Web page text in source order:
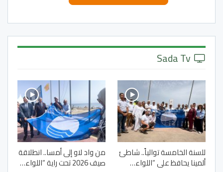
للسنة الخامسة توالياً.. شاطئ
ألمينا يحافظ على “اللواء…
من واد لاو إلى أمسا.. انطلاقة
صيف 2026 تحت راية “اللواء…